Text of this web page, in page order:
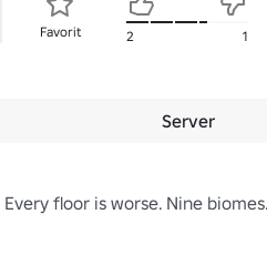
Favorit 2 1
Server
floor is worse. Nine